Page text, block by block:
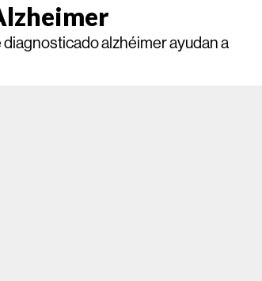
alzhéimer ayudan a